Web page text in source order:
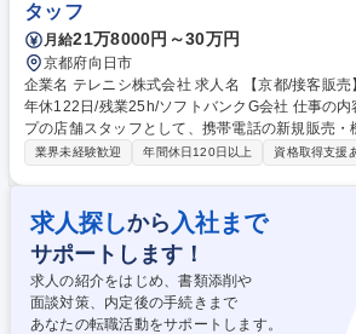
タッフ
月給21万8000円～30万円
京都府向日市
企業名 テレニシ株式会社 求人名 【京都/接客販売】未経験・第2新卒歓迎/
年休122日/残業25h/ソフトバンクG会社 仕事の内容 ソフトバンクショッ
プの店舗スタッフとして、携帯電話の新規販売・
最適な料金プラン、付帯サービスの提案、店内の
後はソフトバンク社の動画研修や本社の研修（社
ンス）3日、があり1から基礎を学んでいただけま
ーマンで指導いたしますのでご安心ください。
遇】有給休暇や連休取得の推進や社員旅行の実
手当制度など（詳細は下記フリーコメント欄参照
アップ可能です。 募集職種 【京都/接客販売】未経験・第2新卒歓迎/年休1
22日/残業25h/ソフトバンクG会社
業界未経験歓迎 年間休日120日以上 資格取得支援
求人探しから 入社まで
サポートします！
求人の紹介をはじめ、書類添削や
面談対策、内定後の手続きまで
あなたの転職活動をサポートします。